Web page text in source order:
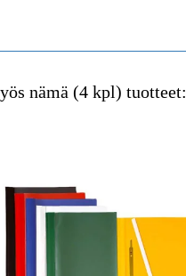
nämä (4 kpl) tuotteet: